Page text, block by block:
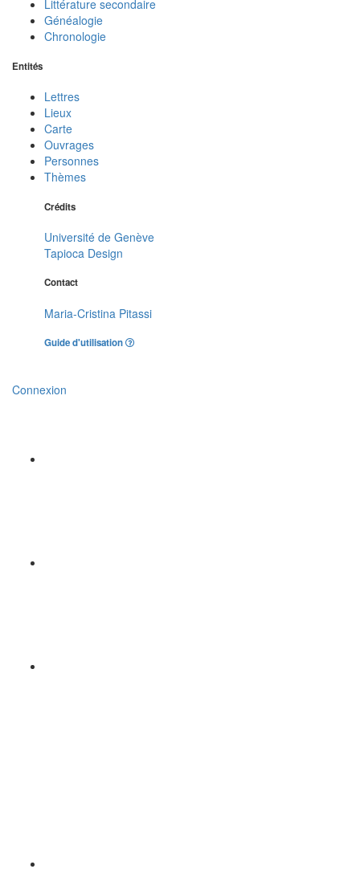
Littérature secondaire
Généalogie
Chronologie
Entités
Lettres
Lieux
Carte
Ouvrages
Personnes
Thèmes
Crédits
Université de Genève
Tapioca Design
Contact
Maria-Cristina Pitassi
Guide d'utilisation
Connexion